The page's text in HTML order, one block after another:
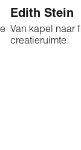
Edith Stein
Van kapel naar
creatieruimte.